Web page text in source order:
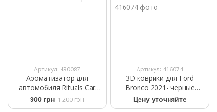
Артикул: 430087
Ароматизатор для
автомобиля Rituals ​Car
Perfume The Ritual Sakura
+2 refills 6ml
900 грн 1 200 грн
Артикул: 416074
3D коврики для Ford
Bronco 2021- черные
задние 2 Door
WeatherTech 4416952
Цену уточняйте